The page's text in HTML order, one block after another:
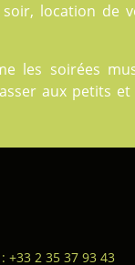
location de
les soirées
aux petits
+33 2 35 37 93 43